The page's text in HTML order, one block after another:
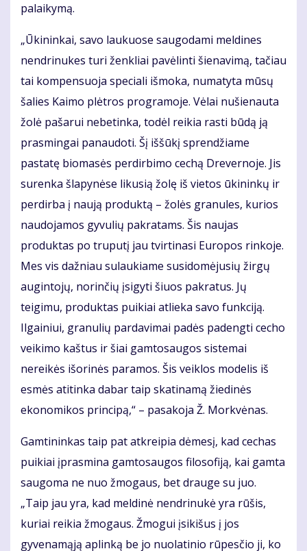
palaikymą.
„Ūkininkai, savo laukuose saugodami meldines
nendrinukes turi ženkliai pavėlinti šienavimą, tačiau
tai kompensuoja speciali išmoka, numatyta mūsų
šalies Kaimo plėtros programoje. Vėlai nušienauta
žolė pašarui nebetinka, todėl reikia rasti būdą ją
prasmingai panaudoti. Šį iššūkį sprendžiame
pastatę biomasės perdirbimo cechą Drevernoje. Jis
surenka šlapynėse likusią žolę iš vietos ūkininkų ir
perdirba į naują produktą – žolės granules, kurios
naudojamos gyvulių pakratams. Šis naujas
produktas po truputį jau tvirtinasi Europos rinkoje.
Mes vis dažniau sulaukiame susidomėjusių žirgų
augintojų, norinčių įsigyti šiuos pakratus. Jų
teigimu, produktas puikiai atlieka savo funkciją.
Ilgainiui, granulių pardavimai padės padengti cecho
veikimo kaštus ir šiai gamtosaugos sistemai
nereikės išorinės paramos. Šis veiklos modelis iš
esmės atitinka dabar taip skatinamą žiedinės
ekonomikos principą,“ – pasakoja Ž. Morkvėnas.
Gamtininkas taip pat atkreipia dėmesį, kad cechas
puikiai įprasmina gamtosaugos filosofiją, kai gamta
saugoma ne nuo žmogaus, bet drauge su juo.
„Taip jau yra, kad meldinė nendrinukė yra rūšis,
kuriai reikia žmogaus. Žmogui įsikišus į jos
gyvenamąją aplinką be jo nuolatinio rūpesčio ji, ko